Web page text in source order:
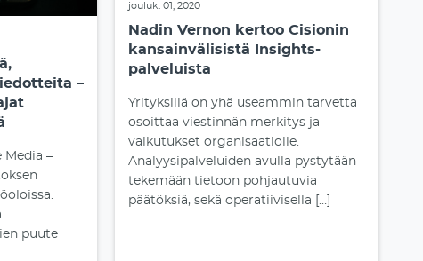
–
Media –
puute
jouluk. 01, 2020
Nadin Vernon kertoo Cisionin
kansainvälisistä Insights-
palveluista
Yrityksillä on yhä useammin tarvetta
osoittaa viestinnän merkitys ja
vaikutukset organisaatiolle.
Analyysipalveluiden avulla pystytään
tekemään tietoon pohjautuvia
päätöksiä, sekä operatiivisella […]